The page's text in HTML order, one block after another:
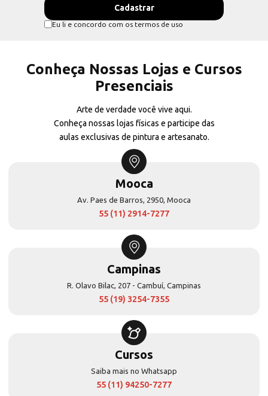
Eu li e concordo com os termos de uso
Conheça Nossas Lojas e Cursos
Presenciais
Arte de verdade você vive aqui.
Conheça nossas lojas físicas e participe das
aulas exclusivas de pintura e artesanato.
Mooca
Av. Paes de Barros, 2950, Mooca
55 (11) 2914-7277
Campinas
R. Olavo Bilac, 207 - Cambuí, Campinas
55 (19) 3254-7355
Cursos
Saiba mais no Whatsapp
55 (11) 94250-7277